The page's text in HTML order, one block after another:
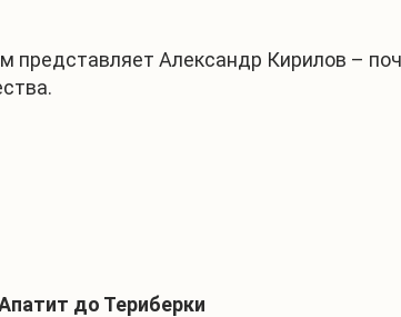
представляет Александр Кирилов –
до Териберки